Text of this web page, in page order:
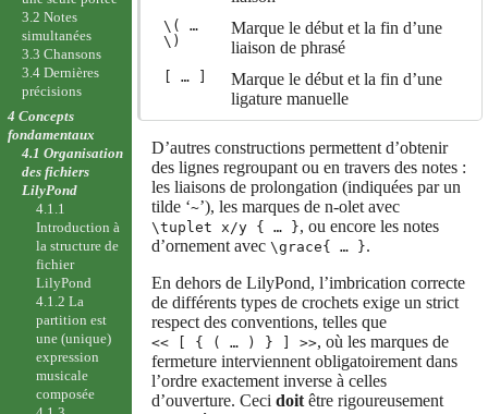
\( …
\)
Marque le début et la fin d’une
liaison de phrasé
[ … ]
Marque le début et la fin d’une
ligature manuelle
D’autres constructions permettent d’obtenir
des lignes regroupant ou en travers des notes :
les liaisons de prolongation (indiquées par un
tilde ‘~’), les marques de n-olet avec
\tuplet x/y { … }, ou encore les notes
d’ornement avec \grace{ … }.
En dehors de LilyPond, l’imbrication correcte
de différents types de crochets exige un strict
respect des conventions, telles que
<< [ { ( … ) } ] >>, où les marques de
fermeture interviennent obligatoirement dans
l’ordre exactement inverse à celles
d’ouverture. Ceci doitêtre rigoureusement
3.2 Notes
simultanées
3.3 Chansons
3.4 Dernières
précisions
4 Concepts
fondamentaux
4.1 Organisation
des fichiers
LilyPond
4.1.1
Introduction à
la structure de
fichier
LilyPond
4.1.2 La
partition est
une (unique)
expression
musicale
composée